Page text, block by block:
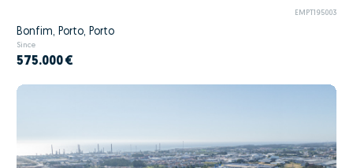
EMPT195003
Bonfim, Porto, Porto
Since
575.000 €